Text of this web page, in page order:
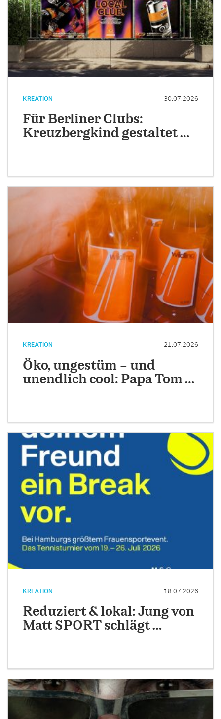
KREATION 30.07.2026
Für Berliner Clubs:
Kreuzbergkind gestaltet …
KREATION 21.07.2026
Öko, ungestüm – und
unendlich cool: Papa Tom …
KREATION 18.07.2026
Reduziert & lokal: Jung von
Matt SPORT schlägt …